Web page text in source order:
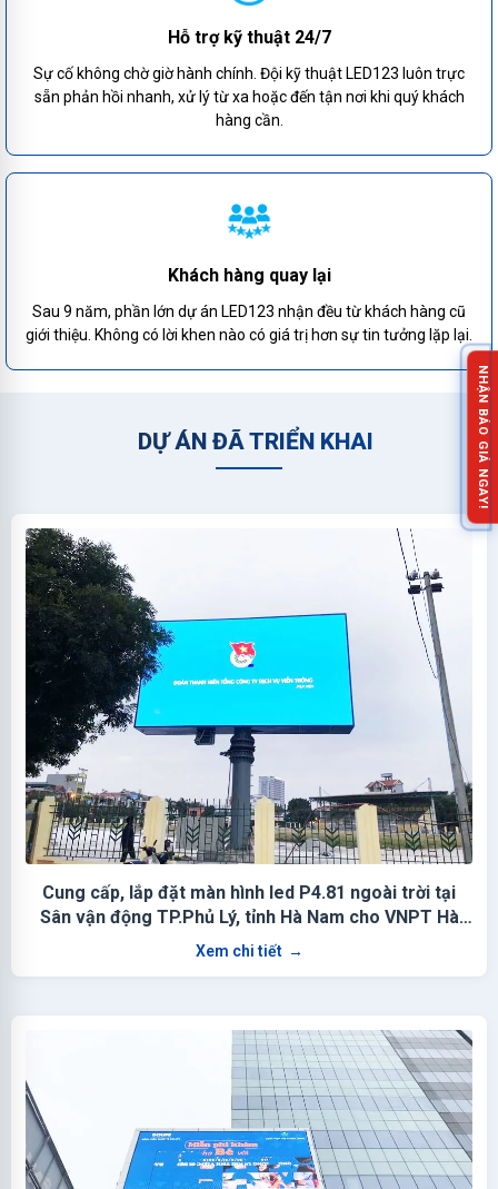
Hỗ trợ kỹ thuật 24/7
Sự cố không chờ giờ hành chính. Đội kỹ thuật LED123 luôn trực
sẵn phản hồi nhanh, xử lý từ xa hoặc đến tận nơi khi quý khách
hàng cần.
Khách hàng quay lại
Sau 9 năm, phần lớn dự án LED123 nhận đều từ khách hàng cũ
giới thiệu. Không có lời khen nào có giá trị hơn sự tin tưởng lặp lại.
DỰ ÁN ĐÃ TRIỂN KHAI
Cung cấp, lắp đặt màn hình led P4.81 ngoài trời tại
Sân vận động TP.Phủ Lý, tỉnh Hà Nam cho VNPT Hà
Nam
Xem chi tiết →
NHẬN BÁO GIÁ NGAY!